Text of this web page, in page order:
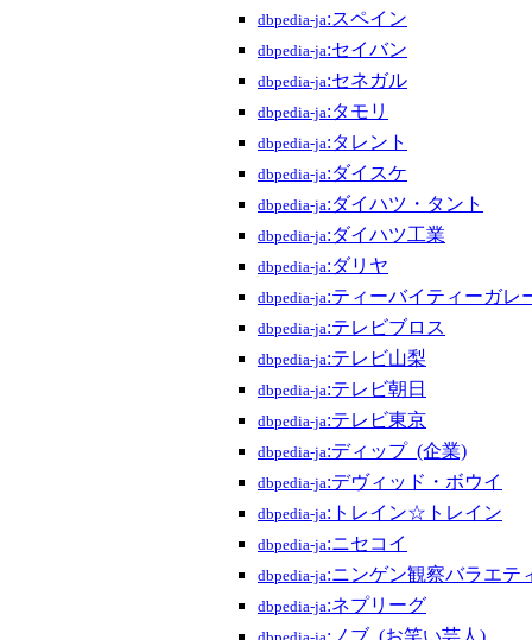
dbpedia-ja:スペイン
dbpedia-ja:セイバン
dbpedia-ja:セネガル
dbpedia-ja:タモリ
dbpedia-ja:タレント
dbpedia-ja:ダイスケ
dbpedia-ja:ダイハツ・タント
dbpedia-ja:ダイハツ工業
dbpedia-ja:ダリヤ
dbpedia-ja:ティーバイティーガレ
dbpedia-ja:テレビブロス
dbpedia-ja:テレビ山梨
dbpedia-ja:テレビ朝日
dbpedia-ja:テレビ東京
dbpedia-ja:ディップ_(企業)
dbpedia-ja:デヴィッド・ボウイ
dbpedia-ja:トレイン☆トレイン
dbpedia-ja:ニセコイ
dbpedia-ja:ニンゲン観察バラエテ
dbpedia-ja:ネプリーグ